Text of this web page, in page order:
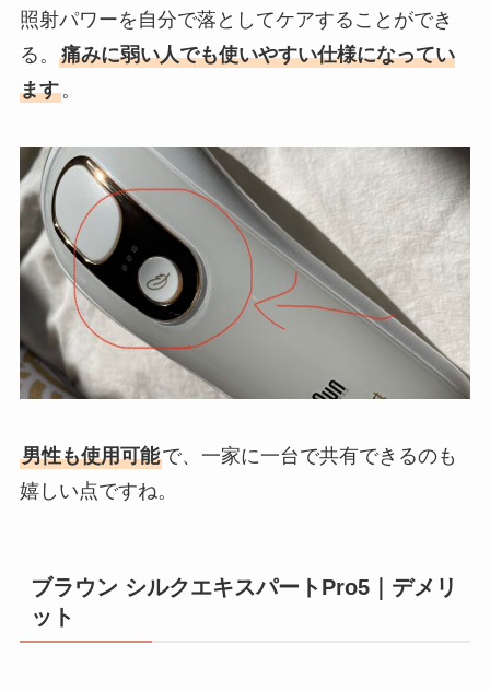
照射パワーを自分で落としてケアすることができ
る。 痛みに弱い人でも使いやすい仕様になってい
ます。
男性も使用可能で、一家に一台で共有できるのも
嬉しい点ですね。
ブラウン シルクエキスパートPro5｜デメリ
ット